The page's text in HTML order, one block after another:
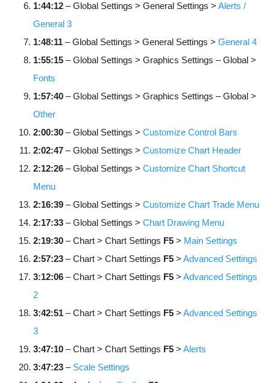
1:44:12 – Global Settings > General Settings > Alerts /
General 3
1:48:11 – Global Settings > General Settings > General 4
1:55:15 – Global Settings > Graphics Settings – Global >
Fonts
1:57:40 – Global Settings > Graphics Settings – Global >
Other
2:00:30 – Global Settings > Customize Control Bars
2:02:47 – Global Settings > Customize Chart Header
2:12:26 – Global Settings > Customize Chart Shortcut
Menu
2:16:39 – Global Settings > Customize Chart Trade Menu
2:17:33 – Global Settings > Chart Drawing Menu
2:19:30 – Chart > Chart Settings F5 > Main Settings
2:57:23 – Chart > Chart Settings F5 > Advanced Settings
3:12:06 – Chart > Chart Settings F5 > Advanced Settings
2
3:42:51 – Chart > Chart Settings F5 > Advanced Settings
3
3:47:10 – Chart > Chart Settings F5 > Alerts
3:47:23 – Scale Settings